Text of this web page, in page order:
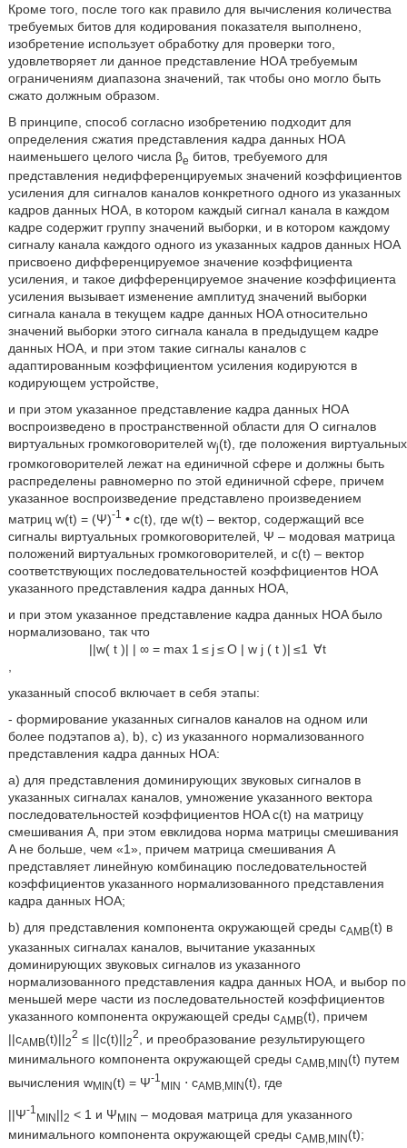
Кроме того, после того как правило для вычисления количества
требуемых битов для кодирования показателя выполнено,
изобретение использует обработку для проверки того,
удовлетворяет ли данное представление HOA требуемым
ограничениям диапазона значений, так чтобы оно могло быть
сжато должным образом.
В принципе, способ согласно изобретению подходит для
определения сжатия представления кадра данных HOA
наименьшего целого числа βe битов, требуемого для
представления недифференцируемых значений коэффициентов
усиления для сигналов каналов конкретного одного из указанных
кадров данных HOA, в котором каждый сигнал канала в каждом
кадре содержит группу значений выборки, и в котором каждому
сигналу канала каждого одного из указанных кадров данных HOA
присвоено дифференцируемое значение коэффициента
усиления, и такое дифференцируемое значение коэффициента
усиления вызывает изменение амплитуд значений выборки
сигнала канала в текущем кадре данных HOA относительно
значений выборки этого сигнала канала в предыдущем кадре
данных HOA, и при этом такие сигналы каналов с
адаптированным коэффициентом усиления кодируются в
кодирующем устройстве,
и при этом указанное представление кадра данных HOA
воспроизведено в пространственной области для O сигналов
виртуальных громкоговорителей wj(t), где положения виртуальных
громкоговорителей лежат на единичной сфере и должны быть
распределены равномерно по этой единичной сфере, причем
указанное воспроизведение представлено произведением
матриц w(t) = (Ψ)-1
• c(t), где w(t) – вектор, содержащий все
сигналы виртуальных громкоговорителей, Ψ – модовая матрица
положений виртуальных громкоговорителей, и c(t) – вектор
соответствующих последовательностей коэффициентов HOA
указанного представления кадра данных HOA,
и при этом указанное представление кадра данных HOA было
нормализовано, так что
||w( t )| | ∞ = max 1 ≤ j≤O | w j ( t )| ≤1 ∀t
указанный способ включает в себя этапы:
- формирование указанных сигналов каналов на одном или
более подэтапов a), b), c) из указанного нормализованного
представления кадра данных HOA:
a) для представления доминирующих звуковых сигналов в
указанных сигналах каналов, умножение указанного вектора
последовательностей коэффициентов HOA c(t) на матрицу
смешивания Α, при этом евклидова норма матрицы смешивания
Α не больше, чем «1», причем матрица смешивания Α
представляет линейную комбинацию последовательностей
коэффициентов указанного нормализованного представления
кадра данных HOA;
b) для представления компонента окружающей среды cAMB(t) в
указанных сигналах каналов, вычитание указанных
доминирующих звуковых сигналов из указанного
нормализованного представления кадра данных HOA, и выбор по
меньшей мере части из последовательностей коэффициентов
указанного компонента окружающей среды cAMB(t), причем
||cAMB(t)||2
2 ≤ ||c(t)||2
2
, и преобразование результирующего
минимального компонента окружающей среды cAMB,MIN(t) путем
вычисления wMIN (t) = Ψ-1
MIN ⋅ cAMB,MIN (t), где
||Ψ-1
MIN ||2 < 1 и Ψ MIN – модовая матрица для указанного
минимального компонента окружающей среды cAMB,MIN(t);